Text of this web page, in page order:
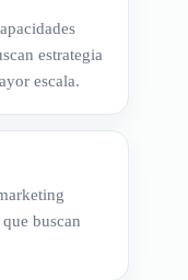
estrategia
escala.
buscan